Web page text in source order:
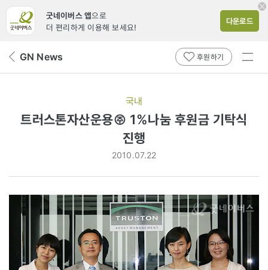
굿네이버스 앱으로
더 편리하게 이용해 보세요!
다운로드
뒤 GN News 후원하기
전체
국내
트러스톤자산운용㈜ 1%나눔 후원금 기탁식
진행
2010.07.22